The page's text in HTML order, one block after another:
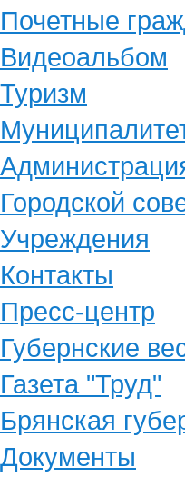
Почетные
Видеоальбом
Туризм
Городской
Учреждения
Контакты
Пресс-центр
Губернские
Газета "Труд"
Брянская
Документы